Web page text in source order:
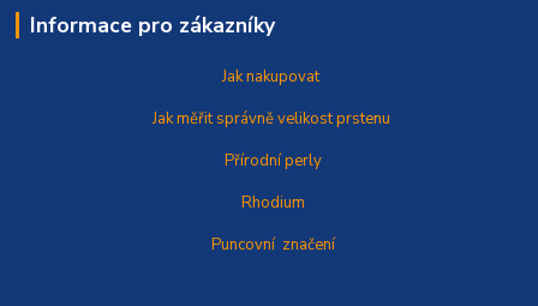
Informace pro zákazníky
Jak nakupovat
Jak měřit správněvelikost prstenu
Přírodní perly
Rhodium
Puncovní značení